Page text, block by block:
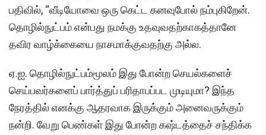
பதிவில், “வீடியோவை ஒரு கெட்ட கனவுபோல் நம்புகிறேன்.
தொழில்நுட்பம் என்பது நமக்கு உதவுவதற்காகத்தானே
தவிர வாழ்க்கையை நாசமாக்குவதற்கு அல்ல.
ஏ.ஐ. தொழில்நுட்பம்மூலம் இது போன்ற செயல்களைச்
செய்பவர்களைப் பார்த்துப் பரிதாபப்பட முடியுமா? இந்த
நேரத்தில் எனக்கு ஆதரவாக இருக்கும் அனைவருக்கும்
நன்றி. வேறு பெண்கள் இது போன்ற கஷ்டத்தைச் சந்திக்க